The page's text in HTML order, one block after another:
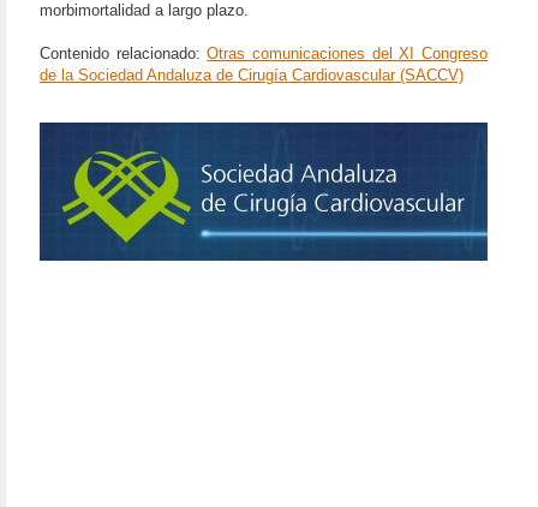
morbimortalidad a largo plazo.
Contenido relacionado:Otras comunicaciones del XI Congreso
de la Sociedad Andaluza de Cirugía Cardiovascular (SACCV)